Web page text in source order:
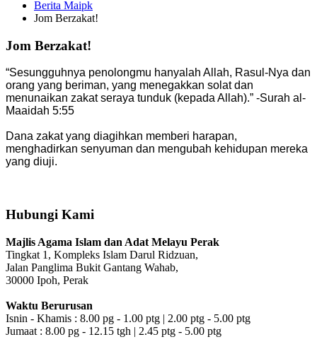
Berita Maipk
Jom Berzakat!
Jom Berzakat!
“Sesungguhnya penolongmu hanyalah Allah, Rasul-Nya dan
orang yang beriman, yang menegakkan solat dan
menunaikan zakat seraya tunduk (kepada Allah).” -Surah al-
Maaidah 5:55
Dana zakat yang diagihkan memberi harapan,
menghadirkan senyuman dan mengubah kehidupan mereka
yang diuji.
Hubungi Kami
Majlis Agama Islam dan Adat Melayu Perak
Tingkat 1, Kompleks Islam Darul Ridzuan,
Jalan Panglima Bukit Gantang Wahab,
30000 Ipoh, Perak
Waktu Berurusan
Isnin - Khamis : 8.00 pg - 1.00 ptg | 2.00 ptg - 5.00 ptg
Jumaat : 8.00 pg - 12.15 tgh | 2.45 ptg - 5.00 ptg